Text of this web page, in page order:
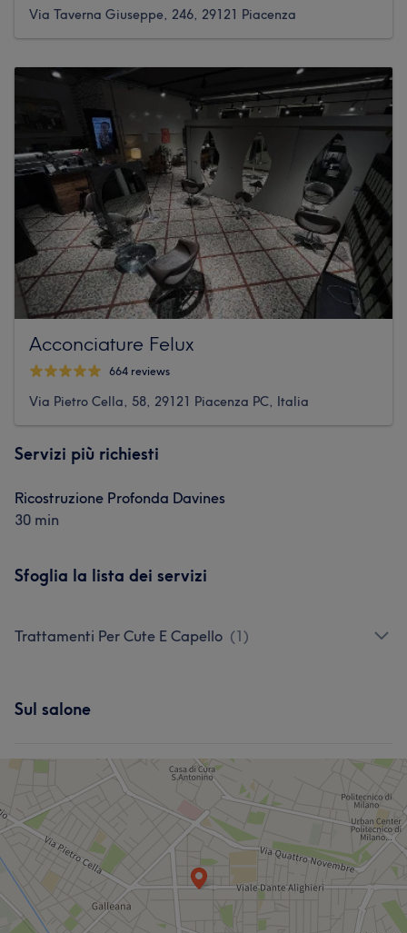
Via Taverna Giuseppe, 246, 29121 Piacenza
Acconciature Felux
664 reviews
Via Pietro Cella, 58, 29121 Piacenza PC, Italia
Servizi più richiesti
Ricostruzione Profonda Davines
30 min
Sfoglia la lista dei servizi
Trattamenti Per Cute E Capello (1)
Sul salone